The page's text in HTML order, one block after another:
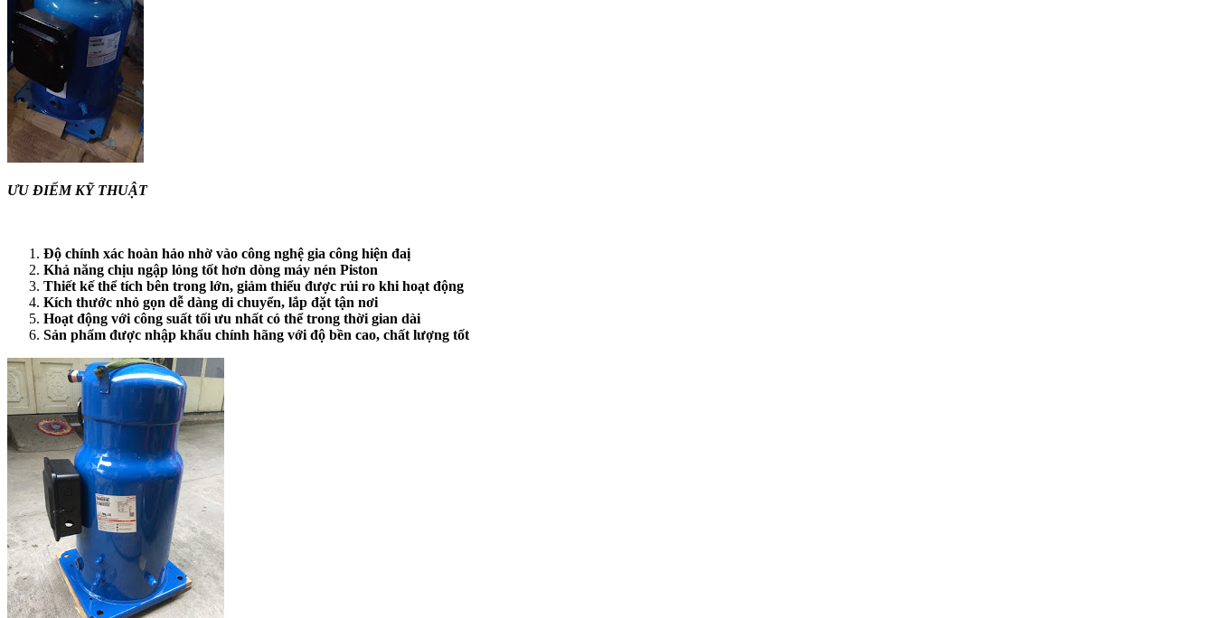
ƯU ĐIỂM KỸ THUẬT
Độ chính xác hoàn hảo nhờ vào công nghệ gia công hiện đaị
Khả năng chịu ngập lỏng tốt hơn dòng máy nén Piston
Thiết kế thể tích bên trong lớn, giảm thiểu được rủi ro khi hoạt động
Kích thước nhỏ gọn dễ dàng di chuyển, lắp đặt tận nơi
Hoạt động với công suất tối ưu nhất có thể trong thời gian dài
Sản phẩm được nhập khẩu chính hãng với độ bền cao, chất lượng tốt